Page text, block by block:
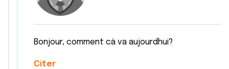
Bonjour, comment cà va aujourdhui?
Citer